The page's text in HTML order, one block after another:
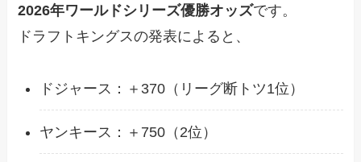
2026年ワールドシリーズ優勝オッズです。
ドラフトキングスの発表によると、
ドジャース：＋370（リーグ断トツ1位）
ヤンキース：＋750（2位）